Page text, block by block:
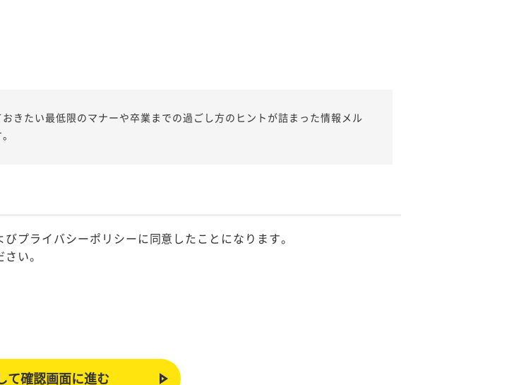
きたい最低限のマナーや卒業までの過ごし方のヒントが詰まった情報メル
プライバシーポリシーに同意したことになります。
い。